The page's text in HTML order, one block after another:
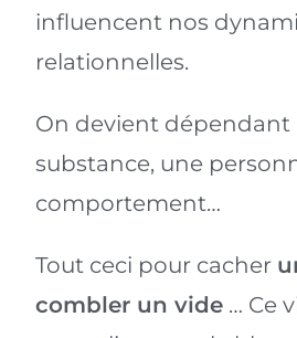
influencent nos
relationnelles.
On devient dépendant
substance, une
comportement…
Tout ceci pour cacher
combler un vide … Ce